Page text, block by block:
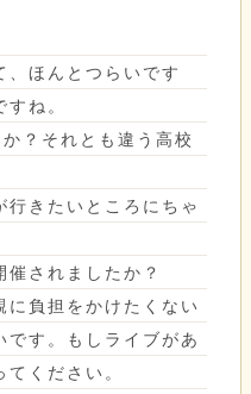
、ほんとつらいです
ね。
？それとも違う高校
行きたいところにちゃ
されましたか？
に負担をかけたくない
です。もしライブがあ
ください。